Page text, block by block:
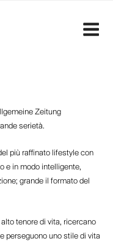
Zeitung
serietà.
più raffinato lifestyle con
e in modo intelligente,
grande il formato del
tenore di vita, ricercano
perseguono uno stile di vita